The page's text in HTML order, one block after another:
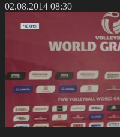
02.08.2014 08:30